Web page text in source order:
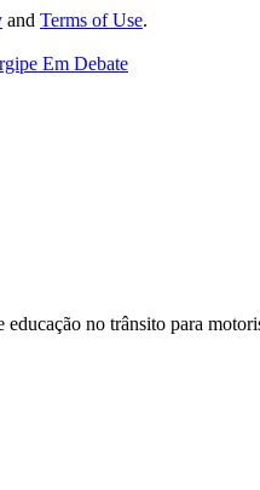
and Terms of Use.
no trânsito para